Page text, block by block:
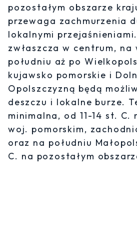
pozostałym obszarze
przewaga zachmurzenia
lokalnymi
zwłaszcza w centrum, na
południu aż po
kujawsko pomorskie i
Opolszczyzną będą
deszczu i lokalne burze.
minimalna, od 11-14 st. C.
woj. pomorskim,
oraz na południu
C. na pozostałym